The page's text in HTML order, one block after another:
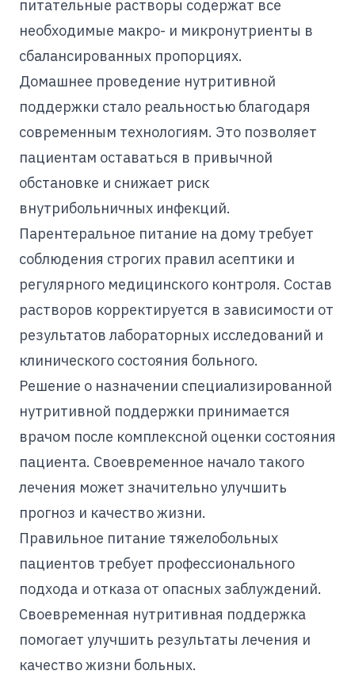
питательные растворы содержат все
необходимые макро- и микронутриенты в
сбалансированных пропорциях.
Домашнее проведение нутритивной
поддержки стало реальностью благодаря
современным технологиям. Это позволяет
пациентам оставаться в привычной
обстановке и снижает риск
внутрибольничных инфекций.
Парентеральное питание на дому требует
соблюдения строгих правил асептики и
регулярного медицинского контроля. Состав
растворов корректируется в зависимости от
результатов лабораторных исследований и
клинического состояния больного.
Решение о назначении специализированной
нутритивной поддержки принимается
врачом после комплексной оценки состояния
пациента. Своевременное начало такого
лечения может значительно улучшить
прогноз и качество жизни.
Правильное питание тяжелобольных
пациентов требует профессионального
подхода и отказа от опасных заблуждений.
Своевременная нутритивная поддержка
помогает улучшить результаты лечения и
качество жизни больных.